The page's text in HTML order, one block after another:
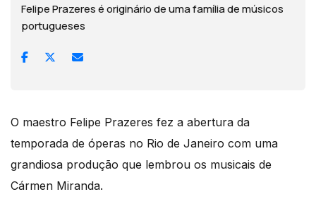
Felipe Prazeres é originário de uma família de músicos
portugueses
O maestro Felipe Prazeres fez a abertura da
temporada de óperas no Rio de Janeiro com uma
grandiosa produção que lembrou os musicais de
Cármen Miranda.